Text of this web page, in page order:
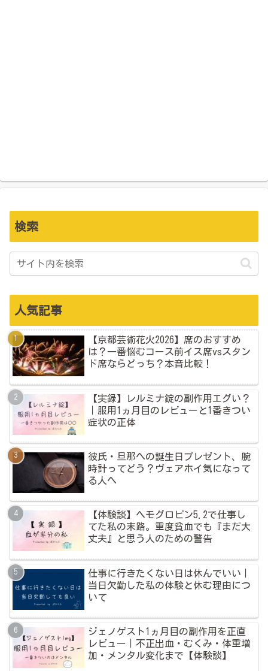
検索
人気記事
【京都芸術花火2026】席のおすすめ
は？一番悩むコース前イス席vsスタン
ド席ならどっち？本音比較！
【実録】レルミナ錠の副作用エグい？
｜服用1ヵ月目のレビューと1番きつい
症状の正体
彼氏・旦那への誕生日プレゼント、腕
時計ってどう？ヴェアホイ気になって
る人へ
【体験談】ヘモグロビン5.2で仕事し
てた私の末路。重度貧血でも『まだ大
丈夫』と思う人のための警告
仕事に行きたくない日は休んでいい｜
当日欠勤した私の体験と休む理由につ
いて
ジェノゲスト1ヵ月目の副作用を正直
レビュー｜不正出血・むくみ・体重増
加・メンタル変化まで【体験談】